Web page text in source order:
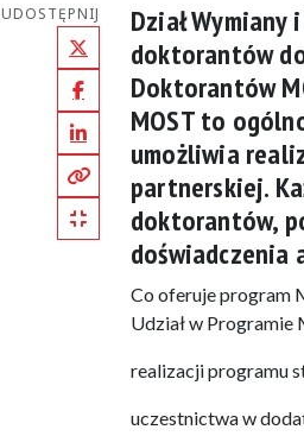
UDOSTĘPNIJ
X (Twitter)
Facebook
LinkedIn
Kopiuj pełny link
Kopiuj krótki link
Dział
doktorantów
Doktorantów
MOST to
umożliwia
partnerskiej.
doktorantów,
doświadczenia
Co oferuje program
Udział w Programie
realizacji programu
uczestnictwa w